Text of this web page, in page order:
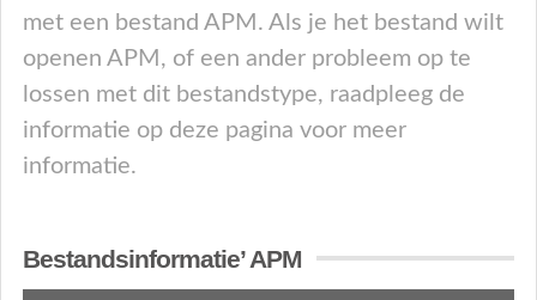
met een bestand APM. Als je het bestand wilt
openen APM, of een ander probleem op te
lossen met dit bestandstype, raadpleeg de
informatie op deze pagina voor meer
informatie.
Bestandsinformatie’ APM